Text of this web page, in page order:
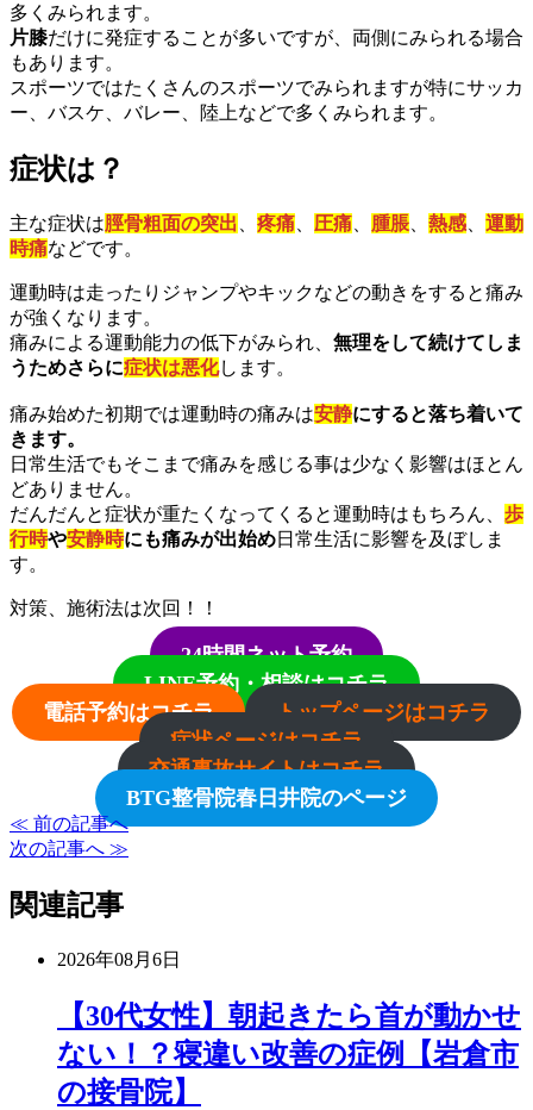
多くみられます。
片膝だけに発症することが多いですが、両側にみられる場合
もあります。
スポーツではたくさんのスポーツでみられますが特にサッカ
ー、バスケ、バレー、陸上などで多くみられます。
症状は？
主な症状は脛骨粗面の突出 疼痛 圧痛 腫脹 熱感
運動
時痛などです。
運動時は走ったりジャンプやキックなどの動きをすると痛み
が強くなります。
痛みによる運動能力の低下がみられ、 無理をして続けてしま
うためさらに症状は悪化します。
痛み始めた初期では運動時の痛みは安静にすると落ち着いて
きます。
日常生活でもそこまで痛みを感じる事は少なく影響はほとん
どありません。
だんだんと症状が重たくなってくると運動時はもちろん、 歩
行時や安静時にも痛みが出始め日常生活に影響を及ぼしま
す。
対策、施術法は次回！！
24時間ネット予約
LINE予約・相談はコチラ
電話予約はコチラ
トップページはコチラ
症状ページはコチラ
交通事故サイトはコチラ
BTG整骨院春日井院のページ
≪ 前の記事へ
次の記事へ ≫
関連記事
2026年08月6日
【30代女性】朝起きたら首が動かせ
ない！？寝違い改善の症例【岩倉市
の接骨院】